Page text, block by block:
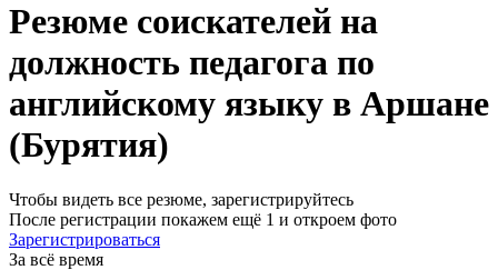
Резюме соискателей на
должность педагога по
английскому языку в Аршане
(Бурятия)
Чтобы видеть все резюме, зарегистрируйтесь
После регистрации покажем ещё 1 и откроем фото
Зарегистрироваться
За всё время